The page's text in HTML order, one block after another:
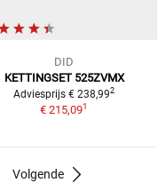
DID
KETTINGSET 525ZVMX
Adviesprijs € 238,992
€ 215,091
Volgende